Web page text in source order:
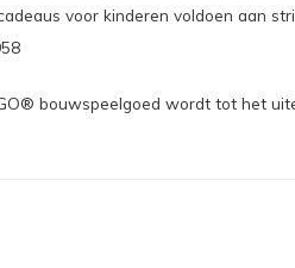
voor kinderen voldoen aan
bouwspeelgoed wordt tot het